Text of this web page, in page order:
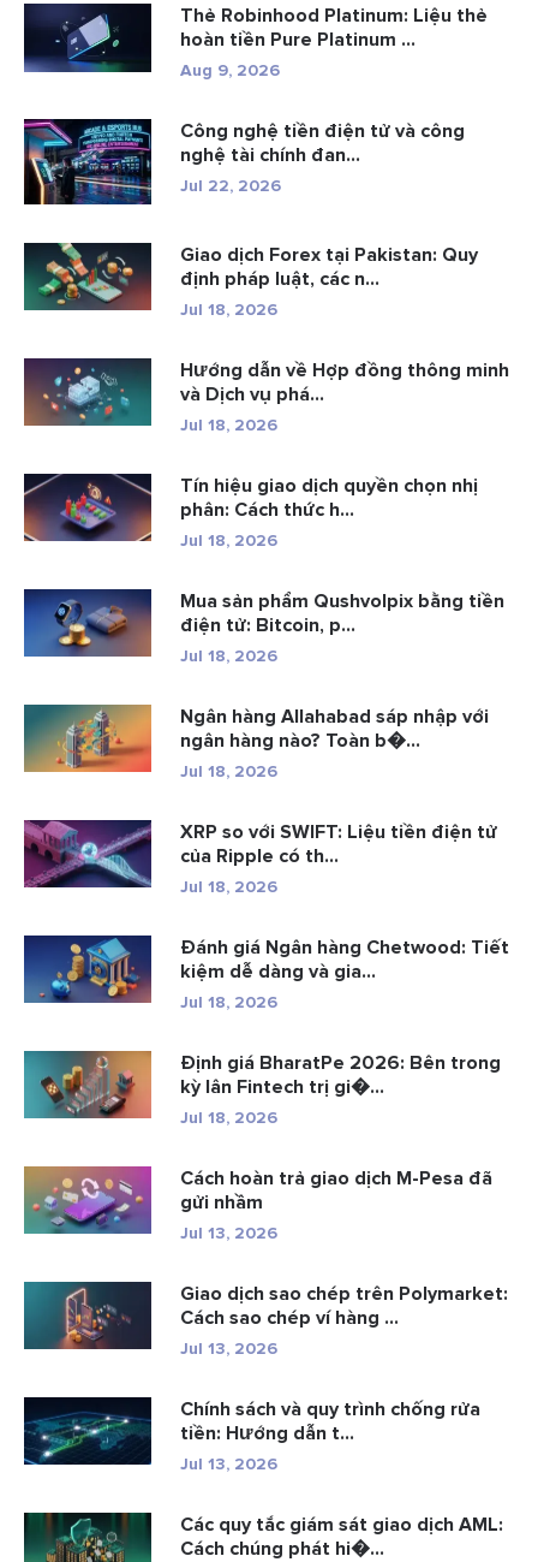
Thẻ Robinhood Platinum: Liệu thẻ
hoàn tiền Pure Platinum ...
Aug 9, 2026
Công nghệ tiền điện tử và công
nghệ tài chính đan...
Jul 22, 2026
Giao dịch Forex tại Pakistan: Quy
định pháp luật, các n...
Jul 18, 2026
Hướng dẫn về Hợp đồng thông minh
và Dịch vụ phá...
Jul 18, 2026
Tín hiệu giao dịch quyền chọn nhị
phân: Cách thức h...
Jul 18, 2026
Mua sản phẩm Qushvolpix bằng tiền
điện tử: Bitcoin, p...
Jul 18, 2026
Ngân hàng Allahabad sáp nhập với
ngân hàng nào? Toàn b�...
Jul 18, 2026
XRP so với SWIFT: Liệu tiền điện tử
của Ripple có th...
Jul 18, 2026
Đánh giá Ngân hàng Chetwood: Tiết
kiệm dễ dàng và gia...
Jul 18, 2026
Định giá BharatPe 2026: Bên trong
kỳ lân Fintech trị gi�...
Jul 18, 2026
Cách hoàn trả giao dịch M-Pesa đã
gửi nhầm
Jul 13, 2026
Giao dịch sao chép trên Polymarket:
Cách sao chép ví hàng ...
Jul 13, 2026
Chính sách và quy trình chống rửa
tiền: Hướng dẫn t...
Jul 13, 2026
Các quy tắc giám sát giao dịch AML:
Cách chúng phát hi�...